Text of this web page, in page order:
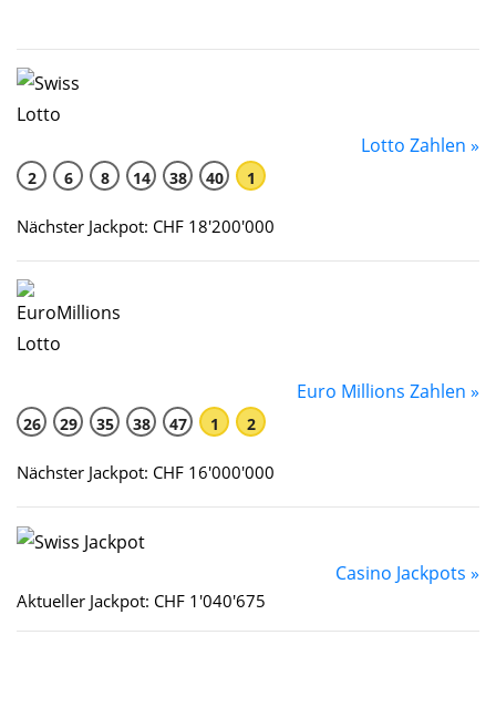
Lotto Zahlen »
2 6 8 14 38 40 1
Nächster Jackpot: CHF 18'200'000
Euro Millions Zahlen »
26 29 35 38 47 1 2
Nächster Jackpot: CHF 16'000'000
Casino Jackpots »
Aktueller Jackpot: CHF 1'040'675